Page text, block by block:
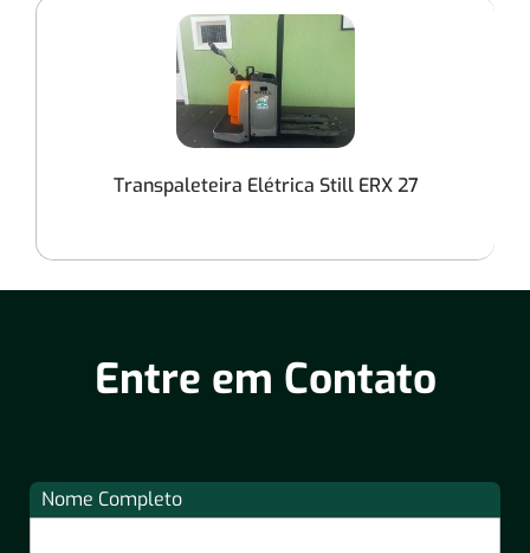
Transpaleteira Elétrica Still ERX 27
Entre em Contato
Nome Completo